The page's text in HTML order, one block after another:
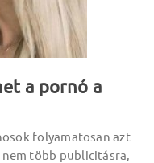
a pornó a
folyamatosan azt
több publicitásra,